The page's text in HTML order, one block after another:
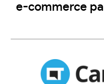
e-commerce